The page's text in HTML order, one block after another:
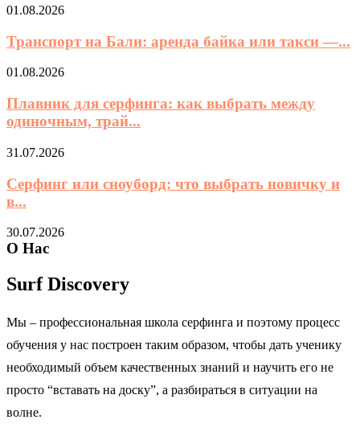
01.08.2026
Транспорт на Бали: аренда байка или такси —...
01.08.2026
Плавник для серфинга: как выбрать между
одиночным, трай...
31.07.2026
Серфинг или сноуборд: что выбрать новичку и
в...
30.07.2026
О Нас
Surf Discovery
Мы – профессиональная школа серфинга и поэтому процесс
обучения у нас построен таким образом, чтобы дать ученику
необходимый объем качественных знаний и научить его не
просто “вставать на доску”, а разбираться в ситуации на
волне.